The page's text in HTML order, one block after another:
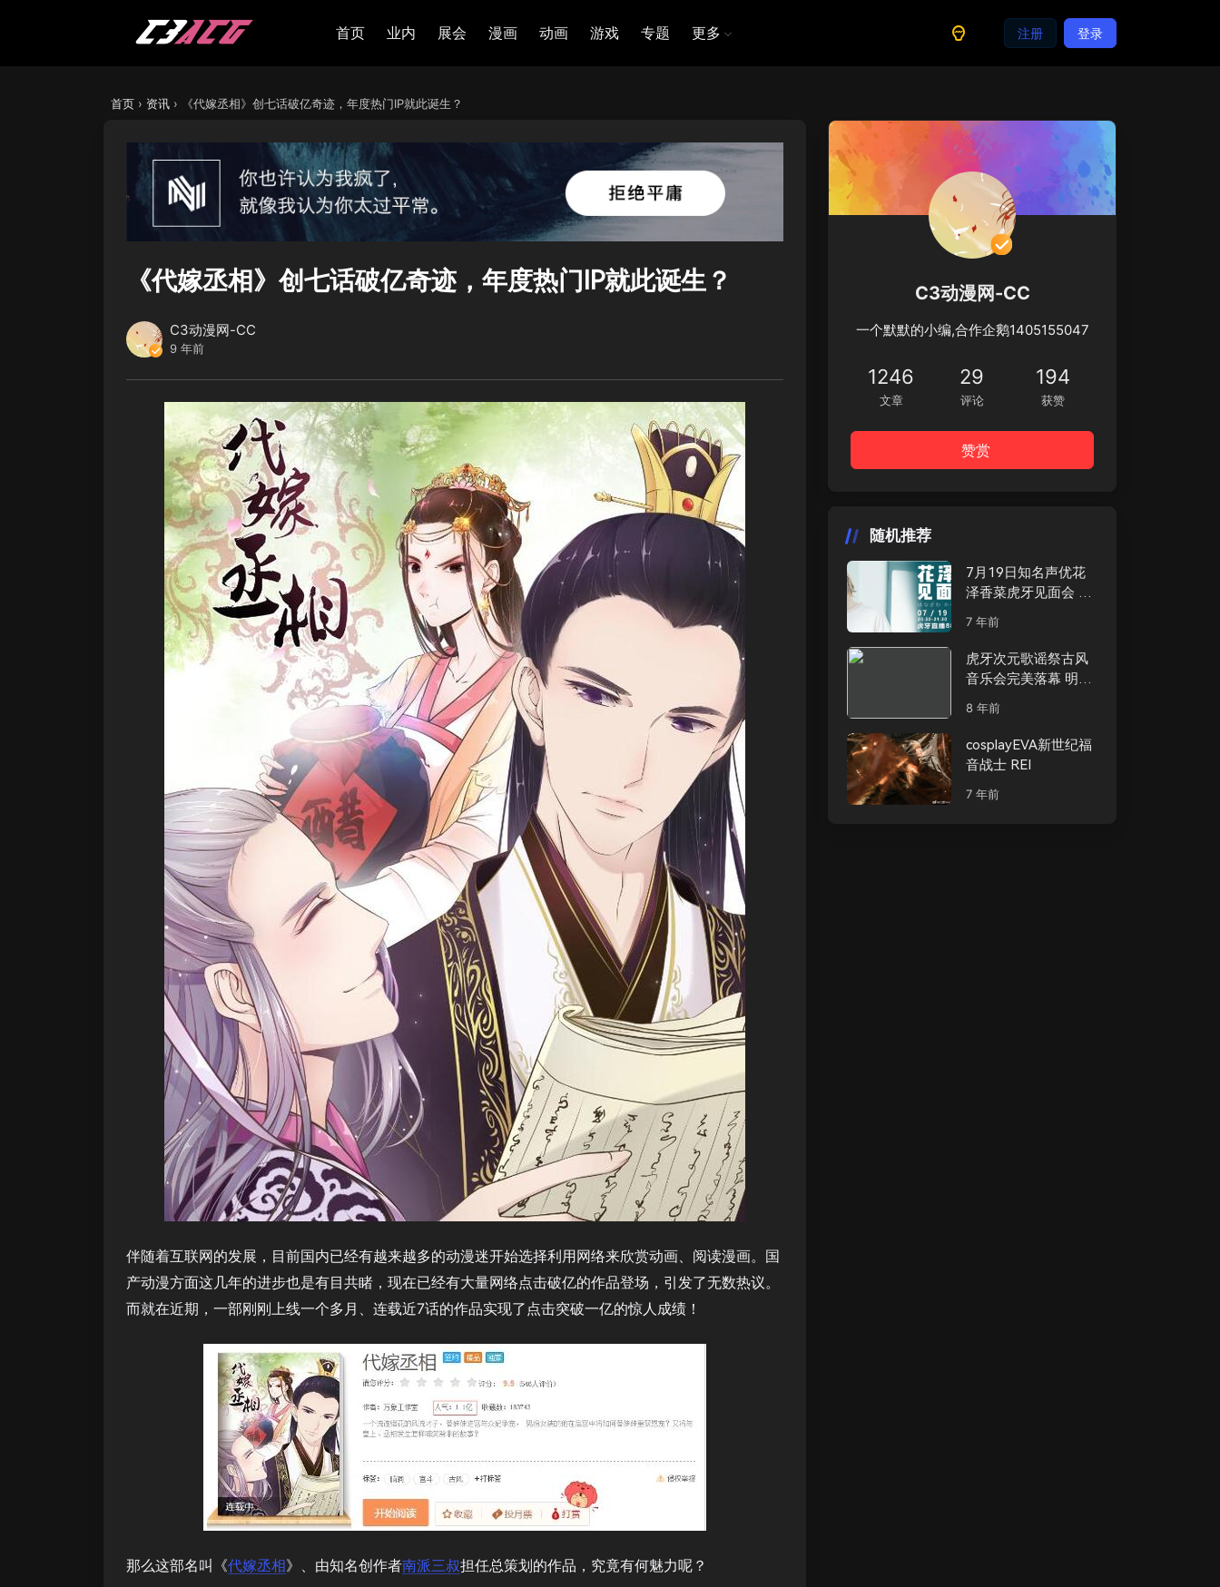
首页 业内 展会 漫画 动画 游戏 专题 更多 注册 登录
首页 › 资讯 › 《代嫁丞相》创七话破亿奇迹，年度热门IP就此诞生？
《代嫁丞相》创七话破亿奇迹，年度热门IP就此诞生？
C3动漫网-CC
9 年前
伴随着互联网的发展，目前国内已经有越来越多的动漫迷开始选择利用网络来欣赏动画、阅读漫画。国
产动漫方面这几年的进步也是有目共睹，现在已经有大量网络点击破亿的作品登场，引发了无数热议。
而就在近期，一部刚刚上线一个多月、连载近7话的作品实现了点击突破一亿的惊人成绩！
那么这部名叫《代嫁丞相》、由知名创作者南派三叔担任总策划的作品，究竟有何魅力呢？
C3动漫网-CC
一个默默的小编,合作企鹅1405155047
1246
文章
29
评论
194
获赞
赞赏
随机推荐
7月19日知名声优花
泽香菜虎牙见面会 零
距离了解你的女神！
7 年前
虎牙次元歌谣祭古风
音乐会完美落幕 明星
签售会现场异常火爆
8 年前
cosplayEVA新世纪福
音战士 REI
7 年前